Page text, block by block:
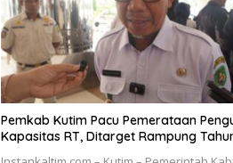
Pemkab Kutim Pacu Pemerataan
Kapasitas RT, Ditarget Rampung